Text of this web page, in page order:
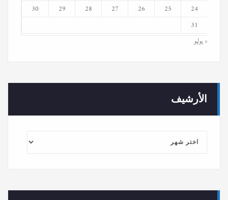
24
25
26
27
28
29
30
31
« يوليو
الأرشيف